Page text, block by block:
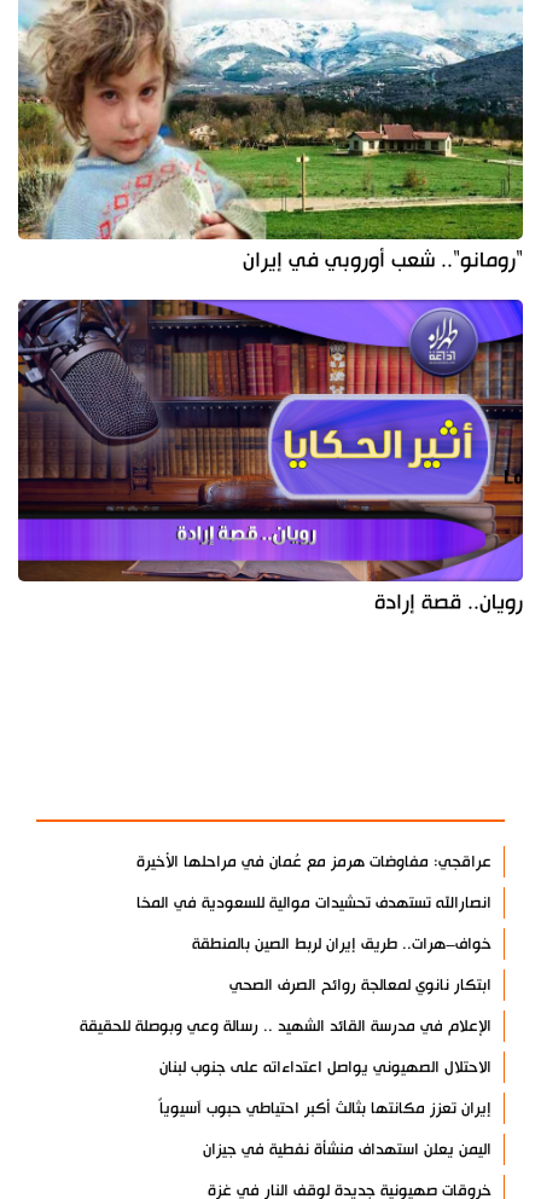
"رومانو".. شعب أوروبي في إيران
رويان.. قصة إرادة
عراقجي: مفاوضات هرمز مع عُمان في مراحلها الأخيرة
انصارالله تستهدف تحشيدات موالية للسعودية في المخا
خواف–هرات.. طريق إيران لربط الصين بالمنطقة
ابتكار نانوي لمعالجة روائح الصرف الصحي
الإعلام في مدرسة القائد الشهيد .. رسالة وعي وبوصلة للحقيقة
الاحتلال الصهيوني يواصل اعتداءاته على جنوب لبنان
إيران تعزز مكانتها بثالث أكبر احتياطي حبوب آسيوياً
اليمن يعلن استهداف منشأة نفطية في جيزان
خروقات صهيونية جديدة لوقف النار في غزة